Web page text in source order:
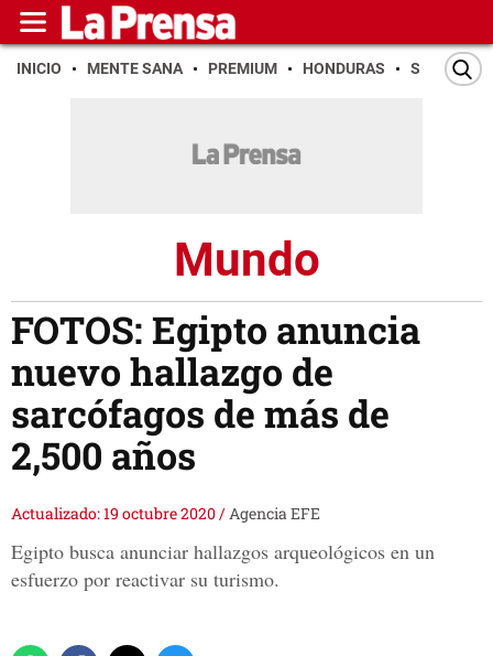
INICIO MENTE SANA PREMIUM HONDURAS SAN PEDRO
Mundo
FOTOS: Egipto anuncia
nuevo hallazgo de
sarcófagos de más de
2,500 años
Actualizado: 19 octubre 2020/Agencia EFE
Egipto busca anunciar hallazgos arqueológicos en un
esfuerzo por reactivar su turismo.